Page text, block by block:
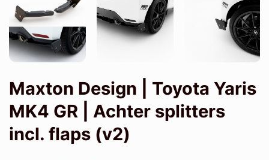
Maxton Design | Toyota Yaris
MK4 GR | Achter splitters
incl. flaps (v2)